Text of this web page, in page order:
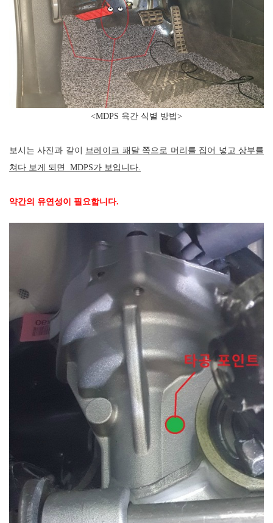
<MDPS 육간 식별 방법>
보시는 사진과 같이 브레이크 패달 쪽으로 머리를 집어 넣고 상부를
쳐다 보게 되면 MDPS가 보입니다.
약간의 유연성이 필요합니다.